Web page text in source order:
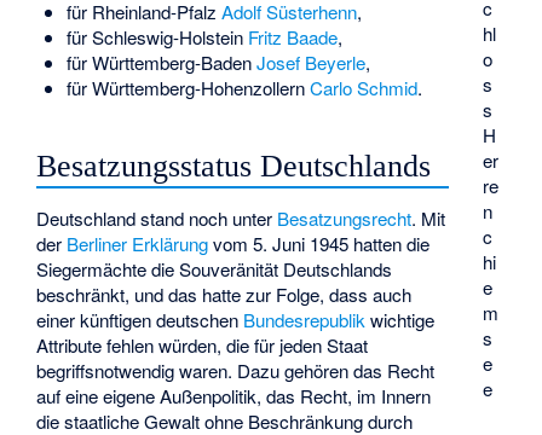
c
hl
o
s
s
H
er
re
n
c
hi
e
m
s
e
e
für Rheinland-Pfalz Adolf Süsterhenn,
für Schleswig-Holstein Fritz Baade,
für Württemberg-BadenJosef Beyerle,
für Württemberg-HohenzollernCarlo Schmid.
Besatzungsstatus Deutschlands
Deutschland stand noch unter Besatzungsrecht. Mit
der Berliner Erklärungvom 5. Juni 1945 hatten die
Siegermächte die Souveränität Deutschlands
beschränkt, und das hatte zur Folge, dass auch
einer künftigen deutschen Bundesrepublik wichtige
Attribute fehlen würden, die für jeden Staat
begriffsnotwendig waren. Dazu gehören das Recht
auf eine eigene Außenpolitik, das Recht, im Innern
die staatliche Gewalt ohne Beschränkung durch